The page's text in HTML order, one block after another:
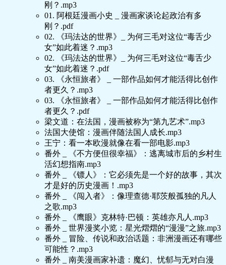
刚？.mp3
01. 阿根廷漫画小史 _ 漫画家谈论起政治有多
刚？.pdf
02. 《玛法达的世界》_ 为何三毛对这位“毒舌少
女”如此着迷？.mp3
02. 《玛法达的世界》_ 为何三毛对这位“毒舌少
女”如此着迷？.pdf
03. 《永恒旅者》 _ 一部作品如何才能活得比创作
者更久？.mp3
03. 《永恒旅者》 _ 一部作品如何才能活得比创作
者更久？.pdf
梁文道：在法国，漫画被称为“第九艺术”.mp3
法国大使馆：漫画伴随法国人成长.mp3
王宁：看一本欧漫就像在看一部电影.mp3
番外 _ 《不方便但很幸福》：逃离城市后的乡村生
活幻想指南.mp3
番外 _ 《镖人》：它必须先是一个好的故事，其次
才是好的历史漫画！.mp3
番外 _ 《闯入者》：像理查德·耶茨般孤独的凡人
之歌.mp3
番外 _ 《鹰眼》克林特·巴顿：英雄亦凡人.mp3
番外 _ 世界漫奖小览：星光熠熠的“漫漫”之旅.mp3
番外 _ 冒险、传说和政治话题：非洲漫画还有哪些
可能性？.mp3
番外 _ 南美漫画家补遗：魔幻、忧郁与无对白漫